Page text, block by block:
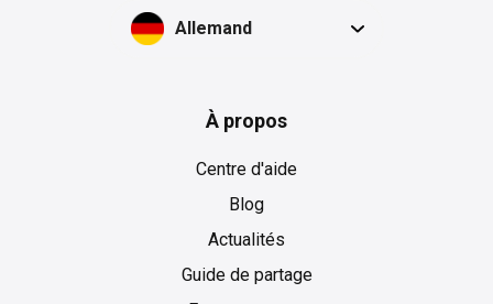
Allemand
À propos
Centre d'aide
Blog
Actualités
Guide de partage